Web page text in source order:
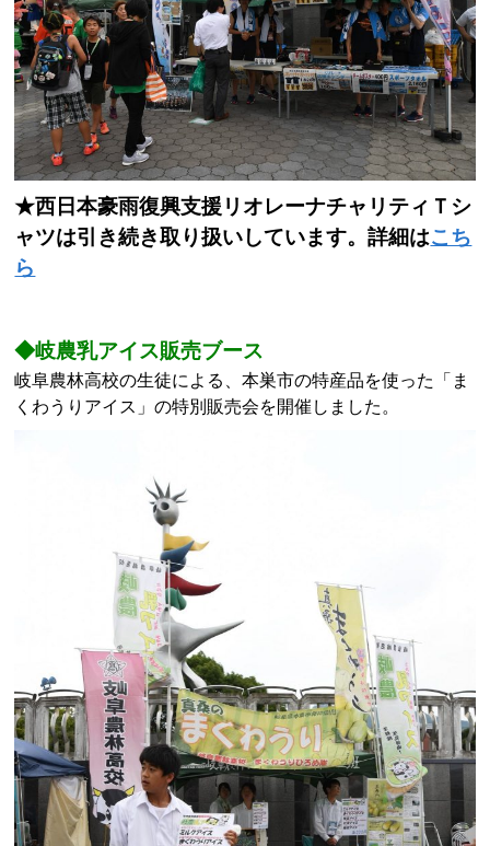
★西日本豪雨復興支援リオレーナチャリティＴシ
ャツは引き続き取り扱いしています。詳細はこち
ら
◆岐農乳アイス販売ブース
岐阜農林高校の生徒による、本巣市の特産品を使った「ま
くわうりアイス」の特別販売会を開催しました。